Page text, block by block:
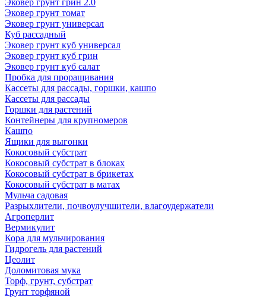
Эковер грунт грин 2.0
Эковер грунт томат
Эковер грунт универсал
Куб рассадный
Эковер грунт куб универсал
Эковер грунт куб грин
Эковер грунт куб салат
Пробка для проращивания
Кассеты для рассады, горшки, кашпо
Кассеты для рассады
Горшки для растений
Контейнеры для крупномеров
Кашпо
Ящики для выгонки
Кокосовый субстрат
Кокосовый субстрат в блоках
Кокосовый субстрат в брикетах
Кокосовый субстрат в матах
Мульча садовая
Разрыхлители, почвоулучшители, влагоудержатели
Агроперлит
Вермикулит
Кора для мульчирования
Гидрогель для растений
Цеолит
Доломитовая мука
Торф, грунт, субстрат
Грунт торфяной